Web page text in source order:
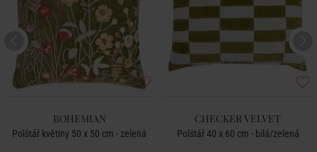
BOHEMIAN
Polštář květiny 50 x 50 cm - zelená
CHECKER VELVET
Polštář 40 x 60 cm - bílá/zelená